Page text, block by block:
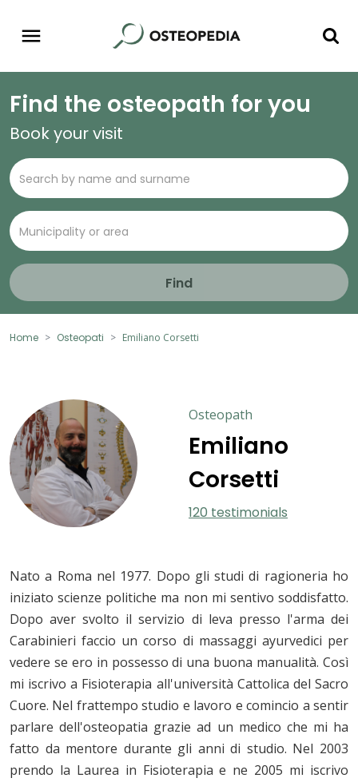
Find the osteopath for you
Book your visit
Find
Home Osteopati Emiliano Corsetti
Osteopath
Emiliano
Corsetti
120 testimonials
Nato a Roma nel 1977. Dopo gli studi di ragioneria ho
iniziato scienze politiche ma non mi sentivo soddisfatto.
Dopo aver svolto il servizio di leva presso l'arma dei
Carabinieri faccio un corso di massaggi ayurvedici per
vedere se ero in possesso di una buona manualità. Così
mi iscrivo a Fisioterapia all'università Cattolica del Sacro
Cuore. Nel frattempo studio e lavoro e comincio a sentir
parlare dell'osteopatia grazie ad un medico che mi ha
fatto da mentore durante gli anni di studio. Nel 2003
prendo la Laurea in Fisioterapia e ne 2005 mi iscrivo